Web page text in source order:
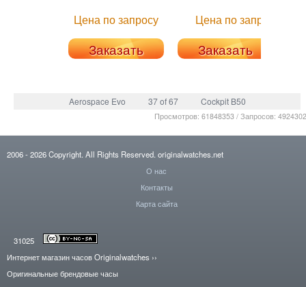
Цена по запросу
Заказать
Цена по запросу
Заказать
Aerospace Evo 37 of 67 Cockpit B50
Просмотров: 61848353 / Запросов:
2006- 2026Copyright. All Rights Reserved. originalwatches.net
О нас
Контакты
Карта сайта
31025
Интернет магазин часов Originalwatches ››
Оригинальные брендовые часы